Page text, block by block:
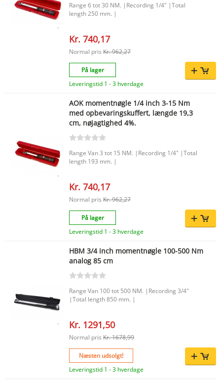
Range 6 tot 30 NM. |Recording 1/4" |Total
length 250 mm. |
Kr. 740,17
Normal pris Kr. 962,27
På lager
Leveringstid 1 - 3 hverdage
AOK momentnøgle 1/4 inch 3-15 Nm
med opbevaringskuffert, længde 19,3
cm, nøjagtighed 4%.
Range Van 3 tot 15 NM. |Recording 1/4" |Total
length 193 mm. |
Kr. 740,17
Normal pris Kr. 962,27
På lager
Leveringstid 1 - 3 hverdage
HBM 3/4 inch momentnøgle 100-500 Nm
analog 85 cm
Range Van 100 tot 500 NM. |Recording 3/4"
|Total length 850 mm. |
Kr. 1291,50
Normal pris Kr. 1678,99
Næsten udsolgt!
Leveringstid 1 - 3 hverdage